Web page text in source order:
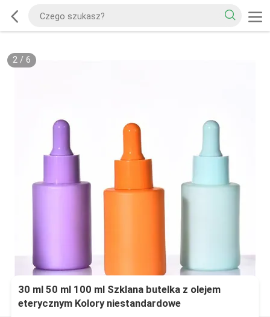
2/ 6
30 ml 50 ml 100 ml Szklana butelka z olejem
eterycznym Kolory niestandardowe